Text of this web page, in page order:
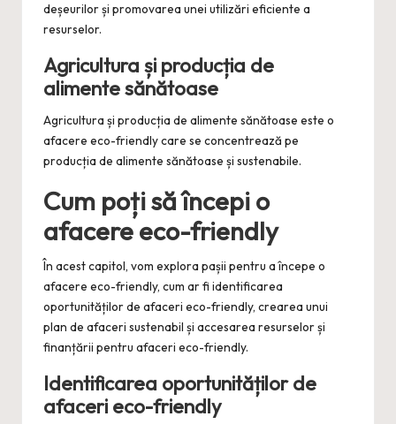
deșeurilor și promovarea unei utilizări eficiente a
resurselor.
Agricultura și producția de
alimente sănătoase
Agricultura și producția de alimente sănătoase este o
afacere eco-friendly care se concentrează pe
producția de alimente sănătoase și sustenabile.
Cum poți să începi o
afacere eco-friendly
În acest capitol, vom explora pașii pentru a începe o
afacere eco-friendly, cum ar fi identificarea
oportunităților de afaceri eco-friendly, crearea unui
plan de afaceri sustenabil și accesarea resurselor și
finanțării pentru afaceri eco-friendly.
Identificarea oportunităților de
afaceri eco-friendly